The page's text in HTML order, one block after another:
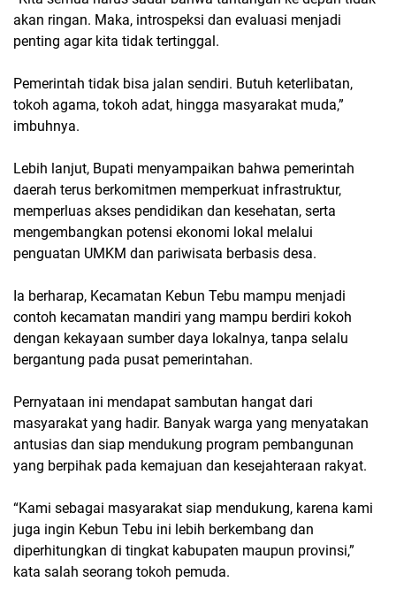
akan ringan. Maka, introspeksi dan evaluasi menjadi
penting agar kita tidak tertinggal.
Pemerintah tidak bisa jalan sendiri. Butuh keterlibatan,
tokoh agama, tokoh adat, hingga masyarakat muda,”
imbuhnya.
Lebih lanjut, Bupati menyampaikan bahwa pemerintah
daerah terus berkomitmen memperkuat infrastruktur,
memperluas akses pendidikan dan kesehatan, serta
mengembangkan potensi ekonomi lokal melalui
penguatan UMKM dan pariwisata berbasis desa.
Ia berharap, Kecamatan Kebun Tebu mampu menjadi
contoh kecamatan mandiri yang mampu berdiri kokoh
dengan kekayaan sumber daya lokalnya, tanpa selalu
bergantung pada pusat pemerintahan.
Pernyataan ini mendapat sambutan hangat dari
masyarakat yang hadir. Banyak warga yang menyatakan
antusias dan siap mendukung program pembangunan
yang berpihak pada kemajuan dan kesejahteraan rakyat.
“Kami sebagai masyarakat siap mendukung, karena kami
juga ingin Kebun Tebu ini lebih berkembang dan
diperhitungkan di tingkat kabupaten maupun provinsi,”
kata salah seorang tokoh pemuda.